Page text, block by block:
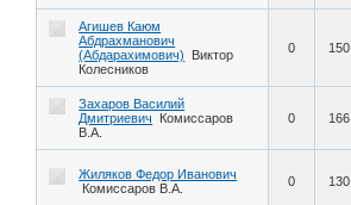
Агишев Каюм
Абдрахманович
(Абдарахимович)
Виктор
Колесников
0 150
Захаров Василий
Дмитриевич
Комиссаров
В.А.
0 166
Жиляков Федор Иванович
Комиссаров В.А.
0 130